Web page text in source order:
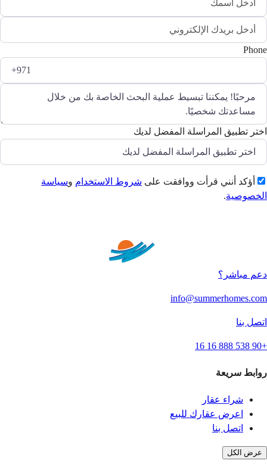
Phone
اختر تطبيق المراسلة المفضل لديك
أؤكد أنني قرأت ووافقت على شروط الاستخدام وسياسة
الخصوصية.
دعم مباشر؟
info@summerhomes.com
اتصل بنا
+90 538 888 16 16
روابط سريعة
شراء عقار
اعرض عقارك للبيع
اتصل بنا
عرض الكل